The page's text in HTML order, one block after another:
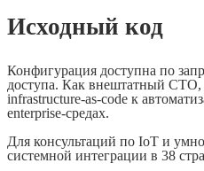
Исходный код
Конфигурация доступна по
доступа. Как внештатный
infrastructure-as-code к
enterprise-средах.
Для консультаций по IoT и
системной интеграции в 38